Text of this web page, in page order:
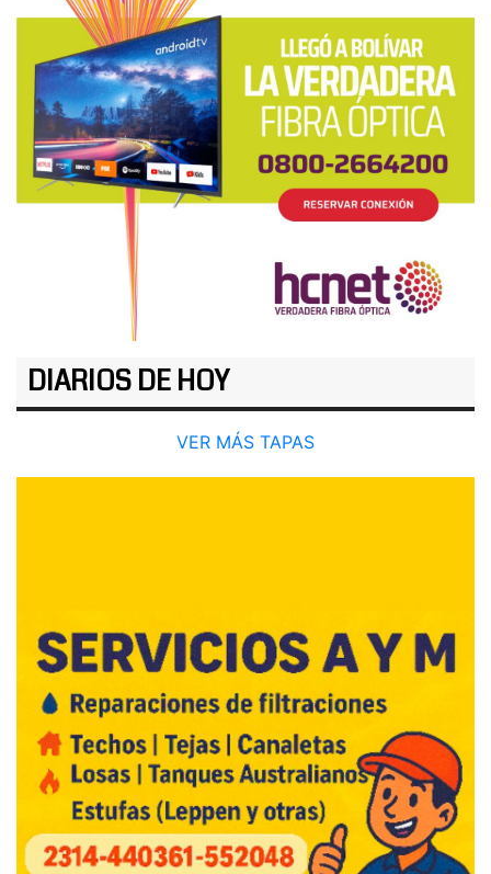
DIARIOS DE HOY
VER MÁS TAPAS